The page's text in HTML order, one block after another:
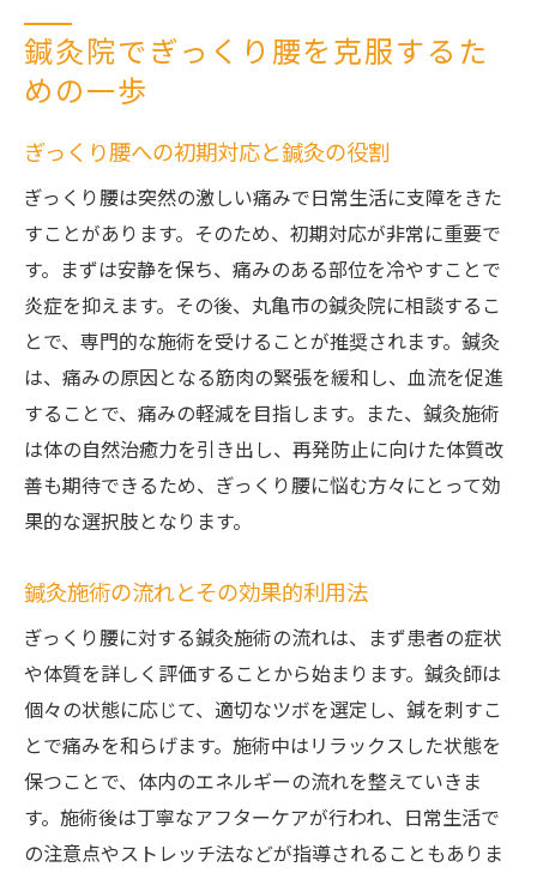
鍼灸院でぎっくり腰を克服するた
めの一歩
ぎっくり腰への初期対応と鍼灸の役割
ぎっくり腰は突然の激しい痛みで日常生活に支障をきた
すことがあります。そのため、初期対応が非常に重要で
す。まずは安静を保ち、痛みのある部位を冷やすことで
炎症を抑えます。その後、丸亀市の鍼灸院に相談するこ
とで、専門的な施術を受けることが推奨されます。鍼灸
は、痛みの原因となる筋肉の緊張を緩和し、血流を促進
することで、痛みの軽減を目指します。また、鍼灸施術
は体の自然治癒力を引き出し、再発防止に向けた体質改
善も期待できるため、ぎっくり腰に悩む方々にとって効
果的な選択肢となります。
鍼灸施術の流れとその効果的利用法
ぎっくり腰に対する鍼灸施術の流れは、まず患者の症状
や体質を詳しく評価することから始まります。鍼灸師は
個々の状態に応じて、適切なツボを選定し、鍼を刺すこ
とで痛みを和らげます。施術中はリラックスした状態を
保つことで、体内のエネルギーの流れを整えていきま
す。施術後は丁寧なアフターケアが行われ、日常生活で
の注意点やストレッチ法などが指導されることもありま